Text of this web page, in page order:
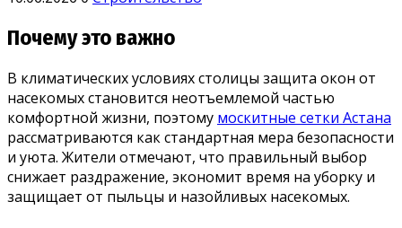
Почему это важно
В климатических условиях столицы защита окон от
насекомых становится неотъемлемой частью
комфортной жизни, поэтому москитные сетки Астана
рассматриваются как стандартная мера безопасности
и уюта. Жители отмечают, что правильный выбор
снижает раздражение, экономит время на уборку и
защищает от пыльцы и назойливых насекомых.